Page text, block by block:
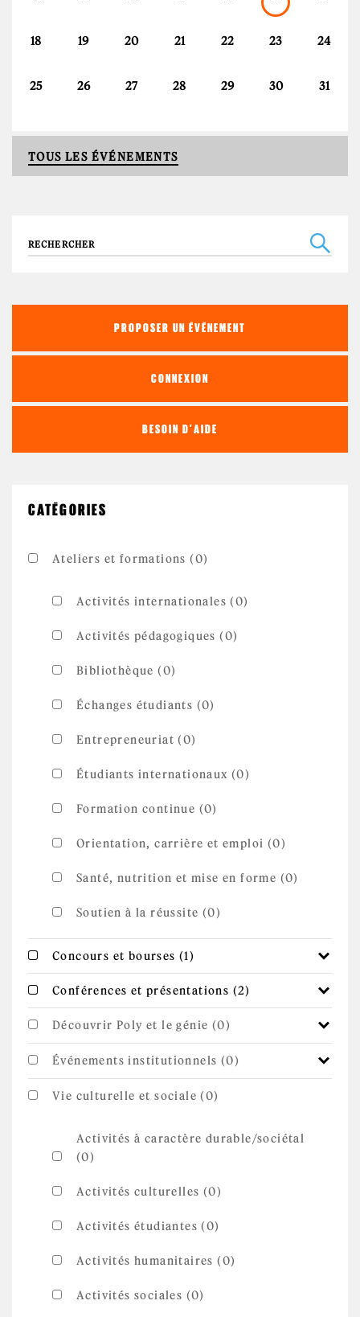
18 19 20 21 22 23 24
25 26 27 28 29 30 31
TOUS LES ÉVÉNEMENTS
Recherche
PROPOSER UN ÉVÉNEMENT
CONNEXION
BESOIN D'AIDE
CATÉGORIES
Ateliers et formations (0)
Activités internationales (0)
Activités pédagogiques (0)
Bibliothèque (0)
Échanges étudiants (0)
Entrepreneuriat (0)
Étudiants internationaux (0)
Formation continue (0)
Orientation, carrière et emploi (0)
Santé, nutrition et mise en forme (0)
Soutien à la réussite (0)
Apply Concours et bourses filter
Concours et bourses (1)
Apply Conférences et présentations filter
Conférences et présentations (2)
Conférences
et
présentations
Découvrir Poly et le génie (0)
Événements institutionnels (0)
Vie culturelle et sociale (0)
Activités à caractère durable/sociétal
(0)
Activités culturelles (0)
Activités étudiantes (0)
Activités humanitaires (0)
Activités sociales (0)